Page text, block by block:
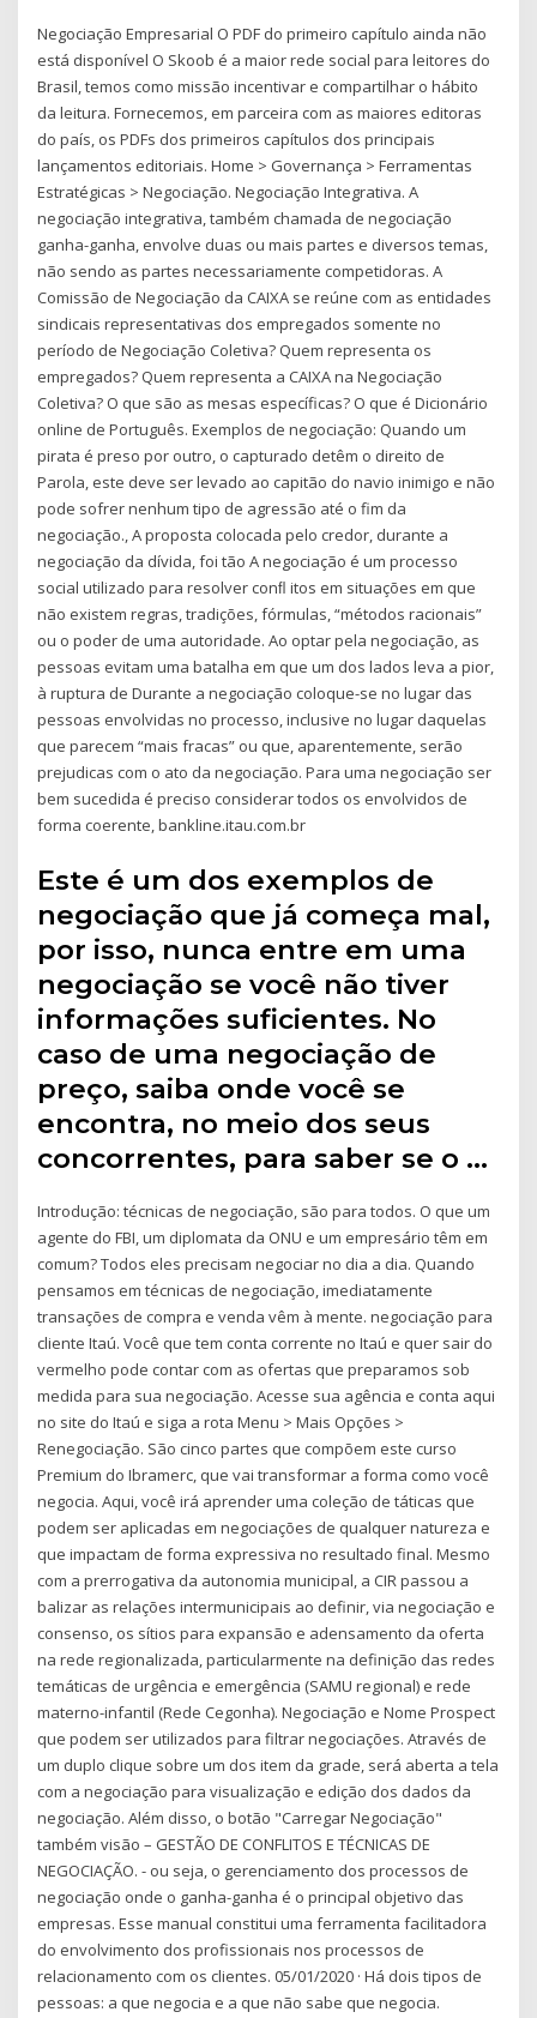
Negociação Empresarial O PDF do primeiro capítulo ainda não
está disponível O Skoob é a maior rede social para leitores do
Brasil, temos como missão incentivar e compartilhar o hábito
da leitura. Fornecemos, em parceira com as maiores editoras
do país, os PDFs dos primeiros capítulos dos principais
lançamentos editoriais. Home > Governança > Ferramentas
Estratégicas > Negociação. Negociação Integrativa. A
negociação integrativa, também chamada de negociação
ganha-ganha, envolve duas ou mais partes e diversos temas,
não sendo as partes necessariamente competidoras. A
Comissão de Negociação da CAIXA se reúne com as entidades
sindicais representativas dos empregados somente no
período de Negociação Coletiva? Quem representa os
empregados? Quem representa a CAIXA na Negociação
Coletiva? O que são as mesas específicas? O que é Dicionário
online de Português. Exemplos de negociação: Quando um
pirata é preso por outro, o capturado detêm o direito de
Parola, este deve ser levado ao capitão do navio inimigo e não
pode sofrer nenhum tipo de agressão até o fim da
negociação., A proposta colocada pelo credor, durante a
negociação da dívida, foi tão A negociação é um processo
social utilizado para resolver conﬂ itos em situações em que
não existem regras, tradições, fórmulas, “métodos racionais”
ou o poder de uma autoridade. Ao optar pela negociação, as
pessoas evitam uma batalha em que um dos lados leva a pior,
à ruptura de Durante a negociação coloque-se no lugar das
pessoas envolvidas no processo, inclusive no lugar daquelas
que parecem “mais fracas” ou que, aparentemente, serão
prejudicas com o ato da negociação. Para uma negociação ser
bem sucedida é preciso considerar todos os envolvidos de
forma coerente, bankline.itau.com.br
Este é um dos exemplos de
negociação que já começa mal,
por isso, nunca entre em uma
negociação se você não tiver
informações suficientes. No
caso de uma negociação de
preço, saiba onde você se
encontra, no meio dos seus
concorrentes, para saber se o …
Introdução: técnicas de negociação, são para todos. O que um
agente do FBI, um diplomata da ONU e um empresário têm em
comum? Todos eles precisam negociar no dia a dia. Quando
pensamos em técnicas de negociação, imediatamente
transações de compra e venda vêm à mente. negociação para
cliente Itaú. Você que tem conta corrente no Itaú e quer sair do
vermelho pode contar com as ofertas que preparamos sob
medida para sua negociação. Acesse sua agência e conta aqui
no site do Itaú e siga a rota Menu > Mais Opções >
Renegociação. São cinco partes que compõem este curso
Premium do Ibramerc, que vai transformar a forma como você
negocia. Aqui, você irá aprender uma coleção de táticas que
podem ser aplicadas em negociações de qualquer natureza e
que impactam de forma expressiva no resultado final. Mesmo
com a prerrogativa da autonomia municipal, a CIR passou a
balizar as relações intermunicipais ao definir, via negociação e
consenso, os sítios para expansão e adensamento da oferta
na rede regionalizada, particularmente na definição das redes
temáticas de urgência e emergência (SAMU regional) e rede
materno-infantil (Rede Cegonha). Negociação e Nome Prospect
que podem ser utilizados para filtrar negociações. Através de
um duplo clique sobre um dos item da grade, será aberta a tela
com a negociação para visualização e edição dos dados da
negociação. Além disso, o botão "Carregar Negociação"
também visão – GESTÃO DE CONFLITOS E TÉCNICAS DE
NEGOCIAÇÃO. - ou seja, o gerenciamento dos processos de
negociação onde o ganha-ganha é o principal objetivo das
empresas. Esse manual constitui uma ferramenta facilitadora
do envolvimento dos profissionais nos processos de
relacionamento com os clientes. 05/01/2020 · Há dois tipos de
pessoas: a que negocia e a que não sabe que negocia.